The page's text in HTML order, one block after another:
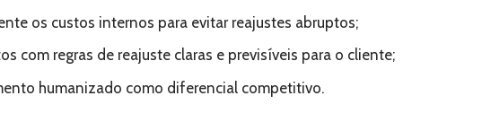
os custos internos para evitar reajustes abruptos;
com regras de reajuste claras e previsíveis para o cliente;
humanizado como diferencial competitivo.